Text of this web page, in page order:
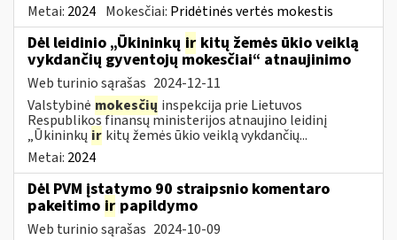
Metai: 2024 Mokesčiai: Pridėtinės vertės mokestis
Dėl leidinio „Ūkininkų ir kitų žemės ūkio veiklą
vykdančių gyventojų mokesčiai“ atnaujinimo
Web turinio sąrašas 2024-12-11
Valstybinė mokesčių inspekcija prie Lietuvos
Respublikos finansų ministerijos atnaujino leidinį
„Ūkininkų ir kitų žemės ūkio veiklą vykdančių...
Metai: 2024
Dėl PVM įstatymo 90 straipsnio komentaro
pakeitimo ir papildymo
Web turinio sąrašas 2024-10-09